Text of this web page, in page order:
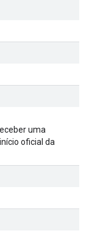
uma
oficial da